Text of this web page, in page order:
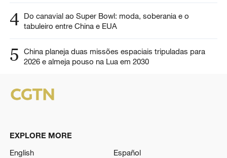
4 Do canavial ao Super Bowl: moda, soberania e o
tabuleiro entre China e EUA
5
China planeja duas missões espaciais tripuladas para
2026 e almeja pouso na Lua em 2030
EXPLORE MORE
English
Español